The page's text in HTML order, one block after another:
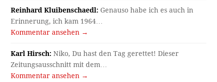
Reinhard Kluibenschaedl: Genauso habe ich es auch in
Erinnerung, ich kam 1964…
Kommentar ansehen →
Karl Hirsch: Niko, Du hast den Tag gerettet! Dieser
Zeitungsausschnitt mit dem…
Kommentar ansehen →